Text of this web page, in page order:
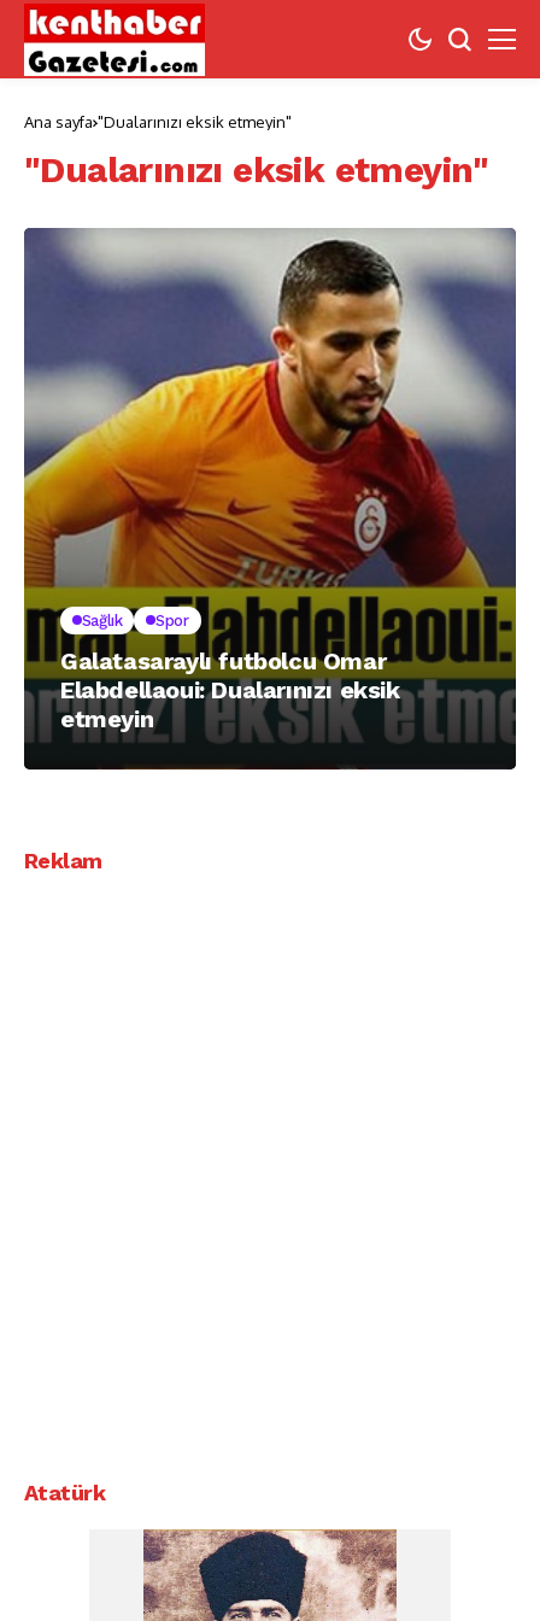
Ana sayfa "Dualarınızı eksik etmeyin"
"Dualarınızı eksik etmeyin"
Sağlık Spor
Galatasaraylı futbolcu Omar
Elabdellaoui: Dualarınızı eksik
etmeyin
Reklam
Atatürk